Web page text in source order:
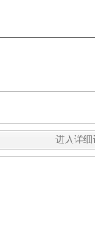
进入详细